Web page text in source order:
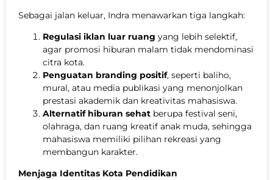
Sebagai jalan keluar, Indra menawarkan tiga langkah:
Regulasi iklan luar ruang yang lebih selektif,
agar promosi hiburan malam tidak mendominasi
citra kota.
Penguatan branding positif, seperti baliho,
mural, atau media publikasi yang menonjolkan
prestasi akademik dan kreativitas mahasiswa.
Alternatif hiburan sehat berupa festival seni,
olahraga, dan ruang kreatif anak muda, sehingga
mahasiswa memiliki pilihan rekreasi yang
membangun karakter.
Menjaga Identitas Kota Pendidikan